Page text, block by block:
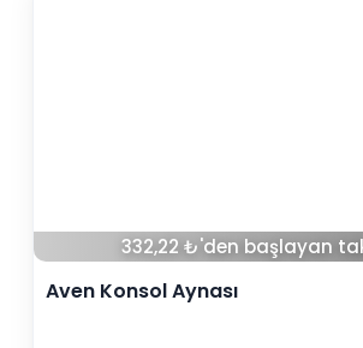
332,22 ₺'den başlayan
Aven Konsol Aynası